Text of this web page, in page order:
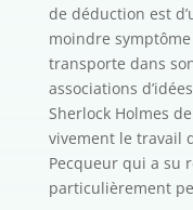
de déduction est
moindre
transporte dans
associations
Sherlock Holmes
vivement le travail
Pecqueur qui a su
particulièrement